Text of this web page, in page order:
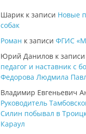
Шарик к записи Новые
собак
Роман к записи ФГИС
Юрий Данилов к записи
педагог и наставник с
Федорова Людмила
Владимир Евгеньевич
Руководитель
Силин побывал в
Караул